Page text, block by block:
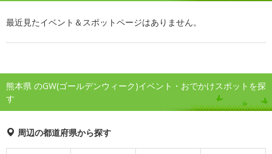
最近見たイベント＆スポットページはありません。
熊本県 のGW(ゴールデンウィーク)イベント・おでかけスポットを探
す
周辺の都道府県から探す